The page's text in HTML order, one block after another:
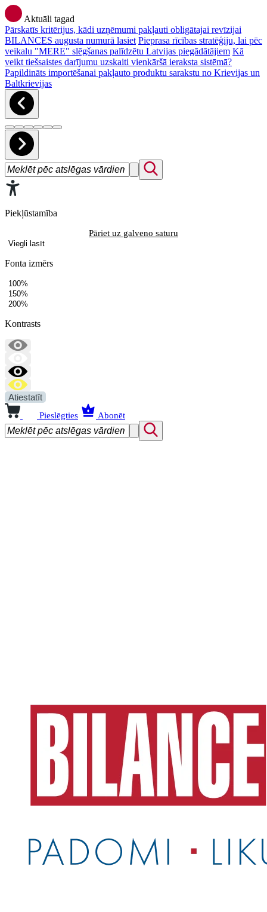
Aktuāli tagad
Pārskatīs kritērijus, kādi uzņēmumi pakļauti obligātajai revīzijai
BILANCES augusta numurā lasiet Pieprasa rīcības stratēģiju, lai pēc
veikalu "MERE" slēgšanas palīdzētu Latvijas piegādātājiem Kā
veikt tiešsaistes darījumu uzskaiti vienkāršā ieraksta sistēmā?
Papildināts importēšanai pakļauto produktu sarakstu no Krievijas un
Baltkrievijas
Piekļūstamība
Pāriet uz galveno saturu
Viegli lasīt
Fonta izmērs
100%
150%
200%
Kontrasts
Atiestatīt
Pieslēgties Abonēt